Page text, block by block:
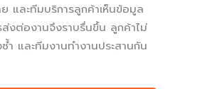
และทีมบริการลูกค้าเห็นข้อมูล
ส่งต่องานจึงราบรื่นขึ้น ลูกค้าไม่
ซ้ำ และทีมงานทำงานประสานกัน